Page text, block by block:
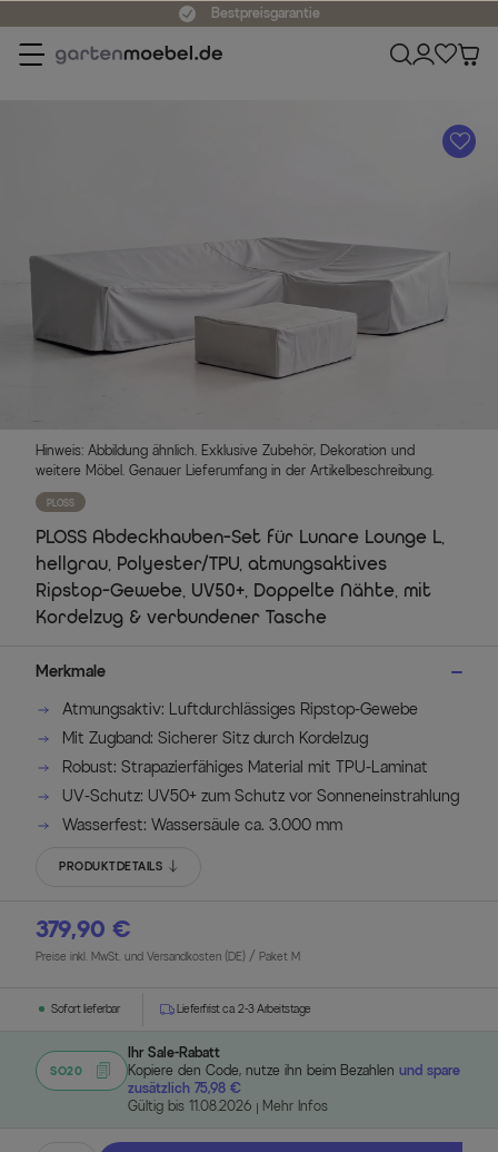
Bestpreisgarantie
A
Hinweis: Abbildung ähnlich. Exklusive Zubehör, Dekoration und
weitere Möbel. Genauer Lieferumfang in der Artikelbeschreibung.
PLOSS
PLOSS Abdeckhauben-Set für Lunare Lounge L,
hellgrau, Polyester/TPU, atmungsaktives
Ripstop-Gewebe, UV50+, Doppelte Nähte, mit
Kordelzug & verbundener Tasche
Merkmale
Atmungsaktiv: Luftdurchlässiges Ripstop-Gewebe
Mit Zugband: Sicherer Sitz durch Kordelzug
Robust: Strapazierfähiges Material mit TPU-Laminat
UV-Schutz: UV50+ zum Schutz vor Sonneneinstrahlung
Wasserfest: Wassersäule ca. 3.000 mm
PRODUKTDETAILS
379,90 €
Preise inkl. MwSt. und Versandkosten (DE) / Paket M
Sofort lieferbar Lieferfrist ca. 2-3 Arbeitstage
SO20
Ihr Sale-Rabatt
Kopiere den Code, nutze ihn beim Bezahlen und spare
zusätzlich 75,98 €
Gültig bis 11.08.2026
Mehr Infos